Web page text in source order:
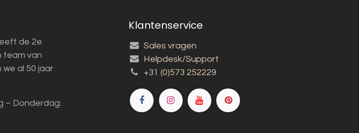
de 2e
team van
al 50 jaar
– Donderdag:
Klantenservice
Sales vragen
Helpdesk/Support
+31 (0)573 252229